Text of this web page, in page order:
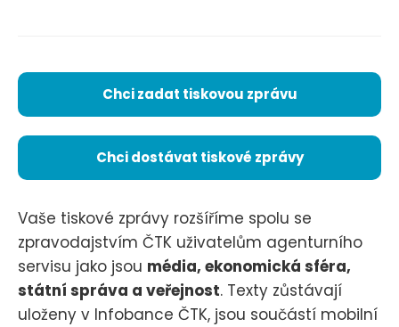
Chci zadat tiskovou zprávu
Chci dostávat tiskové zprávy
Vaše tiskové zprávy rozšíříme spolu se
zpravodajstvím ČTK uživatelům agenturního
servisu jako jsou média, ekonomická sféra,
státní správa a veřejnost. Texty zůstávají
uloženy v Infobance ČTK, jsou součástí mobilní